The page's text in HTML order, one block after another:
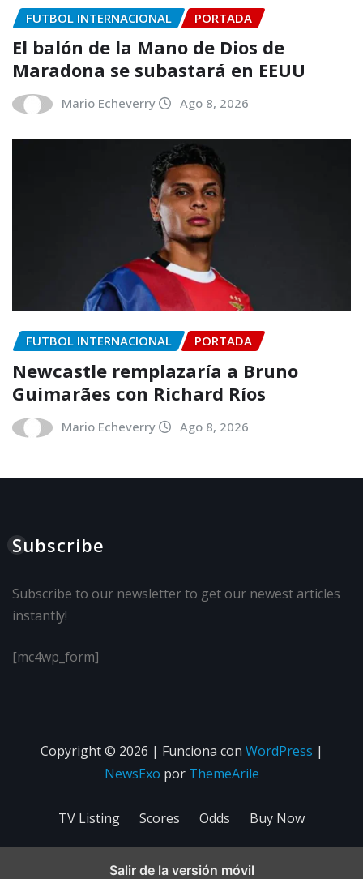
FUTBOL INTERNACIONAL PORTADA
El balón de la Mano de Dios de
Maradona se subastará en EEUU
Mario Echeverry Ago 8, 2026
FUTBOL INTERNACIONAL PORTADA
Newcastle remplazaría a Bruno
Guimarães con Richard Ríos
Mario Echeverry Ago 8, 2026
Subscribe
Subscribe to our newsletter to get our newest articles
instantly!
[mc4wp_form]
Copyright © 2026 | Funciona con WordPress |
NewsExo por ThemeArile
TV Listing Scores Odds Buy Now
Salir de la versión móvil